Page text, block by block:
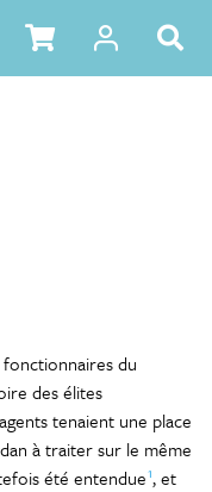
TABLE DES MATIÈRES
du
des élites
tenaient une place
à traiter sur le même
été entendue1, et